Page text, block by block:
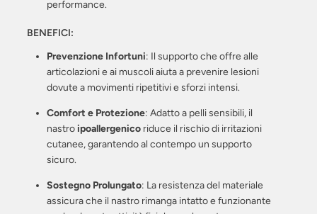
performance.
BENEFICI:
Prevenzione Infortuni: Il supporto che offre alle
articolazioni e ai muscoli aiuta a prevenire lesioni
dovute a movimenti ripetitivi e sforzi intensi.
Comfort e Protezione: Adatto a pelli sensibili, il
nastroipoallergenico riduce il rischio di irritazioni
cutanee, garantendo al contempo un supporto
sicuro.
Sostegno Prolungato: La resistenza del materiale
assicura che il nastro rimanga intatto e funzionante